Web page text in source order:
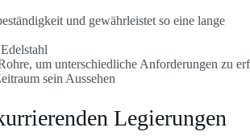
und gewährleistet so eine lange
um unterschiedliche Anforderungen zu
sein Aussehen
Legierungen